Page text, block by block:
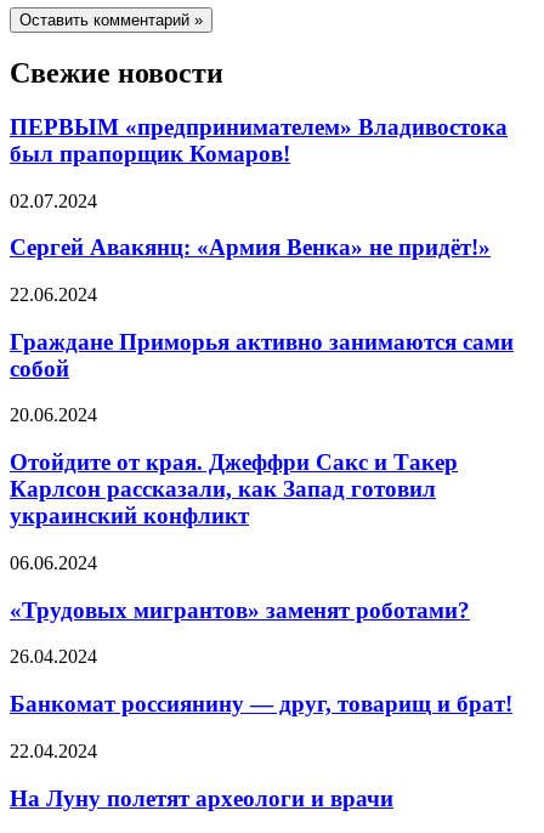
Свежие новости
ПЕРВЫМ «предпринимателем» Владивостока
был прапорщик Комаров!
02.07.2024
Сергей Авакянц: «Армия Венка» не придёт!»
22.06.2024
Граждане Приморья активно занимаются сами
собой
20.06.2024
Отойдите от края. Джеффри Сакс и Такер
Карлсон рассказали, как Запад готовил
украинский конфликт
06.06.2024
«Трудовых мигрантов» заменят роботами?
26.04.2024
Банкомат россиянину — друг, товарищ и брат!
22.04.2024
На Луну полетят археологи и врачи